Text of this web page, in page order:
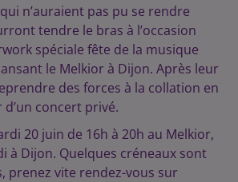
n’auraient pas pu se rendre
tendre le bras à l’occasion
spéciale fête de la musique
le Melkior à Dijon. Après leur
des forces à la collation en
concert privé.
20 juin de 16h à 20h au Melkior,
à Dijon. Quelques créneaux sont
prenez vite rendez-vous sur